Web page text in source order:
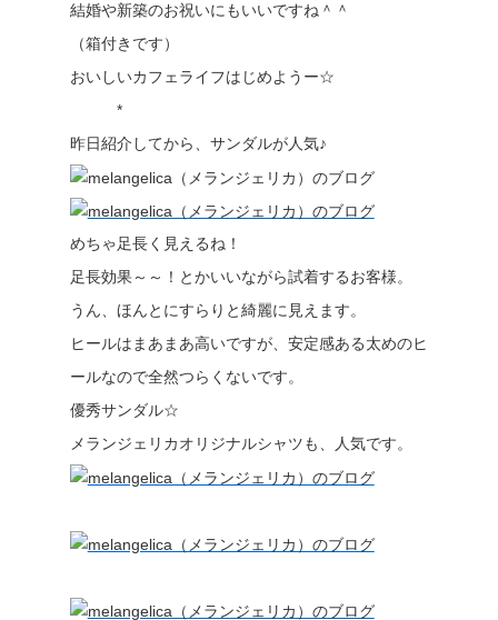
結婚や新築のお祝いにもいいですね＾＾
（箱付きです）
おいしいカフェライフはじめようー☆
*
昨日紹介してから、サンダルが人気♪
めちゃ足長く見えるね！
足長効果～～！とかいいながら試着するお客様。
うん、ほんとにすらりと綺麗に見えます。
ヒールはまあまあ高いですが、安定感ある太めのヒ
ールなので全然つらくないです。
優秀サンダル☆
メランジェリカオリジナルシャツも、人気です。